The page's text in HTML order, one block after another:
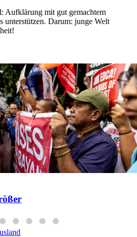
Aufklärung mit gut gemachtem
unterstützen. Darum: junge Welt